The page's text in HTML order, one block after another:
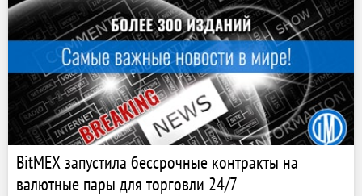
BitMEX запустила бессрочные контракты на
валютные пары для торговли 24/7